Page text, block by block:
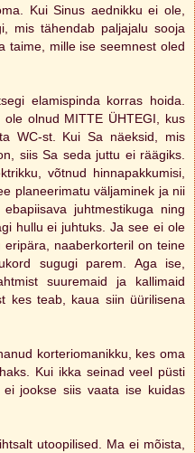
Kui Sinus aednikku ei ole,
mis tähendab paljajalu sooja
taime, mille ise seemnest oled
elamispinda korras hoida.
olnud MITTE ÜHTEGI, kus
WC-st. Kui Sa näeksid, mis
siis Sa seda juttu ei räägiks.
võtnud hinnapakkumisi,
planeerimatu väljaminek ja nii
juhtmestikuga ning
hullu ei juhtuks. Ja see ei ole
naaberkorteril on teine
sugugi parem. Aga ise,
suuremaid ja kallimaid
kes teab, kaua siin üürilisena
korteriomanikku, kes oma
Kui ikka seinad veel püsti
jookse siis vaata ise kuidas
utoopilised. Ma ei mõista,